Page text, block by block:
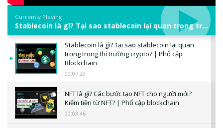
Currently Playing
Stablecoin là gì? Tại sao stablecoin lại quan trọng trong thị trường crypto? | Phổ cập Blockchain
Stablecoin là gì? Tại sao stablecoin lại quan
trọng trong thị trường crypto? | Phổ cập
Blockchain
00:07:29
NFT là gì? Các bước tạo NFT cho người mới?
Kiếm tiền từ NFT? | Phổ cập blockchain
00:03:46